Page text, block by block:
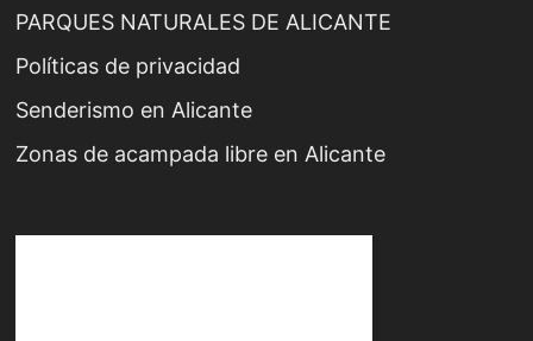
PARQUES NATURALES DE ALICANTE
Políticas de privacidad
Senderismo en Alicante
Zonas de acampada libre en Alicante